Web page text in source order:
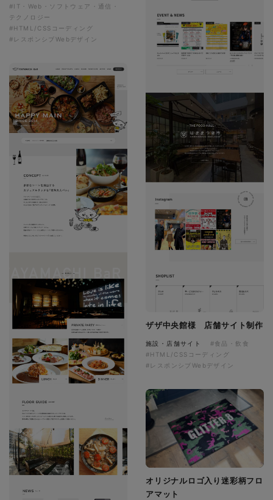
#IT・Web・ソフトウェア・通信・
テクノロジー
#HTML/CSSコーディング
#レスポンシブWebデザイン
ザザ中央館様 店舗サイト制作
施設・店舗サイト
#食品・飲食
#HTML/CSSコーディング
#レスポンシブWebデザイン
オリジナルロゴ入り迷彩柄フロ
アマット